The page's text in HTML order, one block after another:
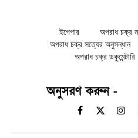
ইপেপার
অপরাধ চক্র
অপরাধ চক্র সত্যের অনুসন্ধান
অপরাধ চক্র ডকুমেন্টারি
অনুসরণ করুন -
Facebook
X